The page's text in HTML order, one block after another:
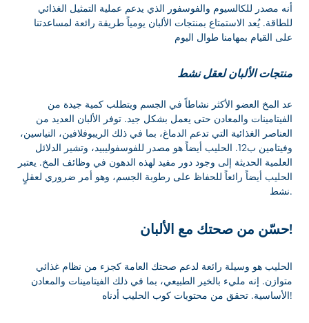
أنه مصدر للكالسيوم والفوسفور الذي يدعم عملية التمثيل الغذائي
للطاقة. يُعد الاستمتاع بمنتجات الألبان يومياً طريقة رائعة لمساعدتنا
على القيام بمهامنا طوال اليوم
منتجات الألبان لعقل نشط
عد المخ العضو الأكثر نشاطاً في الجسم ويتطلب كمية جيدة من
الفيتامينات والمعادن حتى يعمل بشكل جيد. توفر الألبان العديد من
العناصر الغذائية التي تدعم الدماغ، بما في ذلك الريبوفلافين، النياسين،
وفيتامين ب12. الحليب أيضاً هو مصدر للفوسفوليبيد، وتشير الدلائل
العلمية الحديثة إلى وجود دور مفيد لهذه الدهون في وظائف المخ. يعتبر
الحليب أيضاً رائعاً للحفاظ على رطوبة الجسم، وهو أمر ضروري لعقلٍ
نشط.
حسّن من صحتك مع الألبان!
الحليب هو وسيلة رائعة لدعم صحتك العامة كجزء من نظام غذائي
متوازن. إنه مليء بالخير الطبيعي، بما في ذلك الفيتامينات والمعادن
الأساسية. تحقق من محتويات كوب الحليب أدناه!